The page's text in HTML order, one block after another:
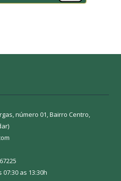
número 01, Bairro Centro,
as 13:30h